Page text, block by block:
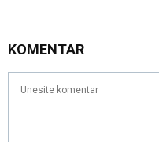
KOMENTAR